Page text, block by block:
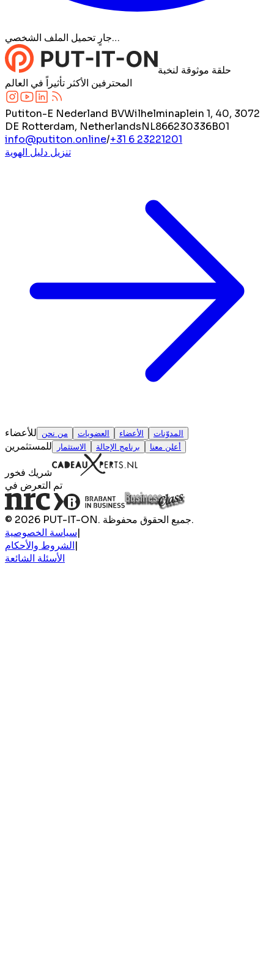
جارٍ تحميل الملف الشخصي…
حلقة موثوقة لنخبة
المحترفين الأكثر تأثيراً في العالم
Putiton-E Nederland BVWilhelminaplein 1, 40, 3072
DE Rotterdam, NetherlandsNL866230336B01
info@putiton.online/+31 6 23221201
تنزيل دليل الهوية
للأعضاء من نحن العضويات الأعضاء المدوّنات
للمستثمرين الاستثمار برنامج الإحالة أعلن معنا
شريك فخور
تم التعرض في
© 2026 PUT-IT-ON. جميع الحقوق محفوظة.
سياسة الخصوصية|
الشروط والأحكام|
الأسئلة الشائعة